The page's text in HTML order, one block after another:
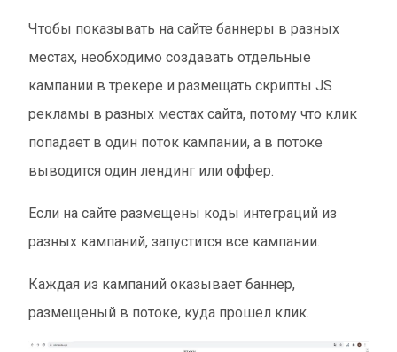
Чтобы показывать на сайте баннеры в разных
местах, необходимо создавать отдельные
кампании в трекере и размещать скрипты JS
рекламы в разных местах сайта, потому что клик
попадает в один поток кампании, а в потоке
выводится один лендинг или оффер.
Если на сайте размещены коды интеграций из
разных кампаний, запустится все кампании.
Каждая из кампаний оказывает баннер,
размещеный в потоке, куда прошел клик.